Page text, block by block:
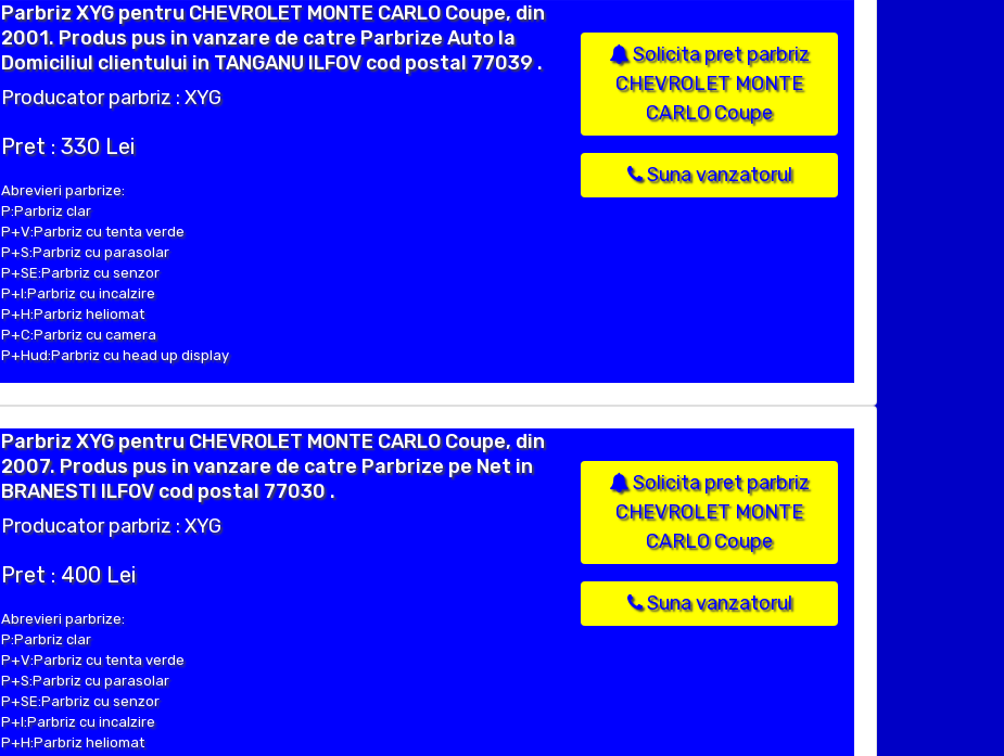
Parbriz XYG pentru CHEVROLET MONTE CARLO Coupe, din
2001. Produs pus in vanzare de catre Parbrize Auto la
Domiciliul clientului in TANGANU ILFOV cod postal 77039 .
Producator parbriz : XYG
Pret : 330 Lei
Abrevieri parbrize:
P:Parbriz clar
P+V:Parbriz cu tenta verde
P+S:Parbriz cu parasolar
P+SE:Parbriz cu senzor
P+I:Parbriz cu incalzire
P+H:Parbriz heliomat
P+C:Parbriz cu camera
P+Hud:Parbriz cu head up display
Solicita pret parbriz
CHEVROLET MONTE
CARLO Coupe
Suna vanzatorul
Parbriz XYG pentru CHEVROLET MONTE CARLO Coupe, din
2007. Produs pus in vanzare de catre Parbrize pe Net in
BRANESTI ILFOV cod postal 77030 .
Producator parbriz : XYG
Pret : 400 Lei
Abrevieri parbrize:
P:Parbriz clar
P+V:Parbriz cu tenta verde
P+S:Parbriz cu parasolar
P+SE:Parbriz cu senzor
P+I:Parbriz cu incalzire
P+H:Parbriz heliomat
Solicita pret parbriz
CHEVROLET MONTE
CARLO Coupe
Suna vanzatorul